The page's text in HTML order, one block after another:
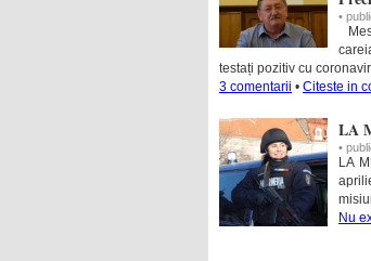
•
testați pozitiv cu
3 comentarii • Citeste in
LA
•
LA
Nu